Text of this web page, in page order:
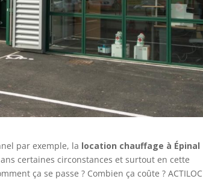
par exemple, la location chauffage à Épinal
certaines circonstances et surtout en cette
ça se passe ? Combien ça coûte ? ACTILOC